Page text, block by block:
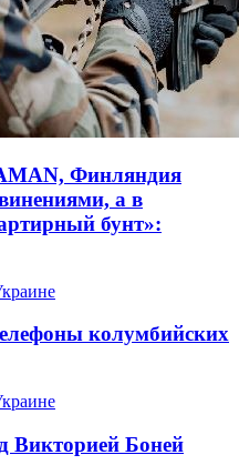
Финляндия
а в
бунт»:
колумбийских
Викторией Боней